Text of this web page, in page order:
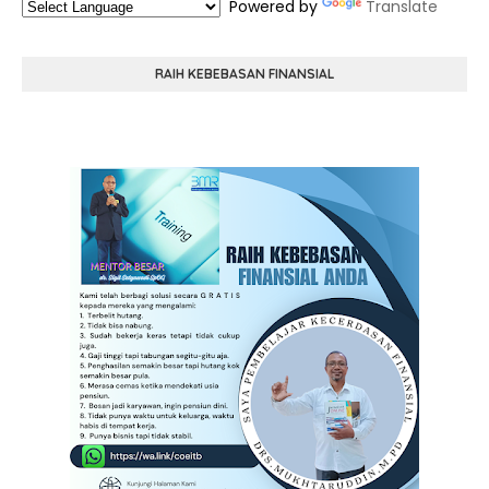
Powered by Translate
RAIH KEBEBASAN FINANSIAL